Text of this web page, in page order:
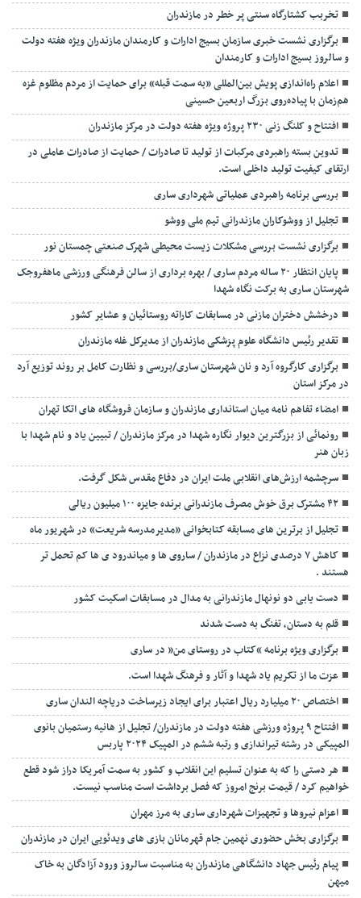
تخربب کشتارگاه سنتی پر خطر در مازندران
برگزاری نشست خبری سازمان بسیج ادارات و کارمندان مازندران ویژه هفته دولت
و سالروز بسیج ادارات و کارمندان
اعلام راه‌اندازی پویش بین‌المللی «به سمت قبله» برای حمایت از مردم مظلوم غزه
هم‌زمان با پیاده‌روی بزرگ اربعین حسینی
افتتاح و کلنگ زنی ۲۳۰ پروژه ویژه هفته دولت در مرکز مازندران
تدوین بسته راهبردی مرکبات از تولید تا صادرات / حمایت از صادرات عاملی در
ارتقای کیفیت تولید داخلی است.
بررسی برنامه راهبردی عملیاتی شهرداری ساری
تجلیل از ووشوکاران مازندرانی تیم ملی ووشو
برگزاری نشست بررسی مشکلات زیست محیطی شهرک صنعتی چمستان نور
پایان انتظار ۲۰ ساله مردم ساری / بهره برداری از سالن فرهنگی ورزشی ماهفروجک
شهرستان ساری به برکت نگاه شهدا
درخشش دختران مازنی در مسابقات کاراته روستائیان و عشایر کشور
تقدیر رئیس دانشگاه علوم پزشکی مازندران از مدیرکل غله مازندران
برگزاری کارگروه آرد و نان شهرستان ساری/بررسی و نظارت کامل بر روند توزیع آرد
در مرکز استان
امضاء تفاهم نامه میان استانداری مازندران و سازمان فروشگاه های اتکا تهران
رونمائی از بزرگترین دیوار نگاره شهدا در مرکز مازندران / تبیین یاد و نام شهدا با
زبان هنر
سرچشمه ارزش‌های انقلابی ملت ایران در دفاع مقدس شکل گرفت.
۴۲ مشترک برق خوش مصرف مازندرانی برنده جایزه ۱۰۰ میلیون ریالی
تجلیل از برترین های مسابقه کتابخوانی «مدیرمدرسه شریعت» در شهریور ماه
کاهش ۷ درصدی نزاع در مازندران / ساروی ها و میاندرود ی ها کم تحمل تر
هستند‌ .
دست یابی دو نونهال مازندرانی به مدال در مسابقات اسکیت کشور
قلم به دستان، تفنگ به دست شدند
برگزاری ویژه برنامه “کتاب در روستای من” در ساری
عزت ما از تکریم یاد شهدا و آثار و فرهنگ شهدا است.
اختصاص ۲۰ میلیارد ریال اعتبار برای ایجاد زیرساخت دریاچه الندان ساری
افتتاح ۹ پروژه ورزشی هفته دولت در مازندران/ تجلیل از هانیه رستمیان بانوی
المپیکی در رشته تیراندازی و رتبه ششم در المپیک ۲۰۲۴ پاربس
هر دستی را که به عنوان تسلیم این انقلاب و کشور به سمت آمريکا دراز شود قطع
خواهیم کرد / قیمت برنج امروز که فصل برداشت است مناسب نیست.
اعزام نیروها و تجهیزات شهرداری ساری به مرز مهران
برگزاری بخش حضوری نهمین جام قهرمانان بازی های ویدئویی ایران در مازندران
پیام رئیس جهاد دانشگاهی مازندران به مناسبت سالروز ورود آزادگان به خاک
میهن